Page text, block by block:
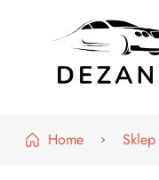
Home
Sklep